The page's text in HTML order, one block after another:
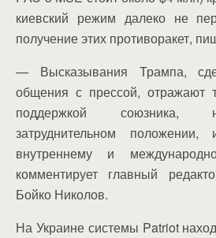
киевский режим далеко не
получение этих противоракет,
— Высказывания Трампа,
общения с прессой, отражают
поддержкой союзника,
затруднительном положении,
внутреннему и
комментирует главный
Бойко Николов.
На Украине системы Patriot